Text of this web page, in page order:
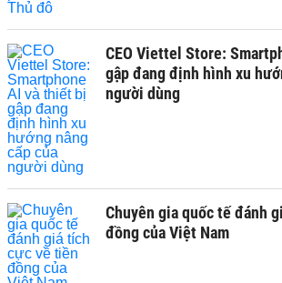
CEO Viettel Store:
gập đang định hình xu
người dùng
Chuyên gia quốc tế đánh
đồng của Việt Nam